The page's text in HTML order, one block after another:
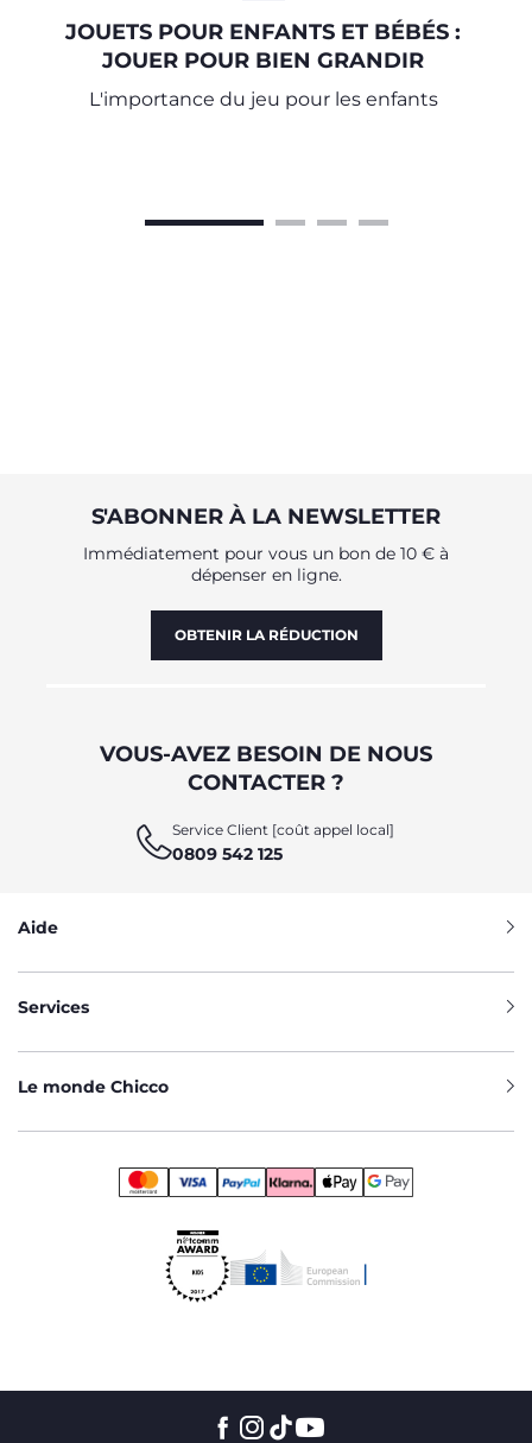
JOUETS POUR ENFANTS ET BÉBÉS :
JOUER POUR BIEN GRANDIR
L'importance du jeu pour les enfants
S'ABONNER À LA NEWSLETTER
Immédiatement pour vous un bon de 10 € à
dépenser en ligne.
OBTENIR LA RÉDUCTION
VOUS-AVEZ BESOIN DE NOUS
CONTACTER ?
Service Client [coût appel local]
0809 542 125
Aide
Services
Le monde Chicco